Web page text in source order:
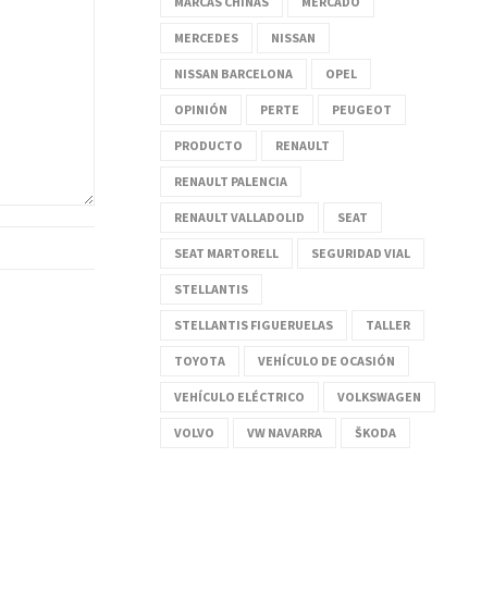
MERCEDES NISSAN
NISSAN BARCELONA OPEL
OPINIÓN PERTE PEUGEOT
PRODUCTO RENAULT
RENAULT PALENCIA
RENAULT VALLADOLID SEAT
SEAT MARTORELL SEGURIDAD VIAL
STELLANTIS
STELLANTIS FIGUERUELAS TALLER
TOYOTA VEHÍCULO DE OCASIÓN
VEHÍCULO ELÉCTRICO VOLKSWAGEN
VOLVO VW NAVARRA ŠKODA